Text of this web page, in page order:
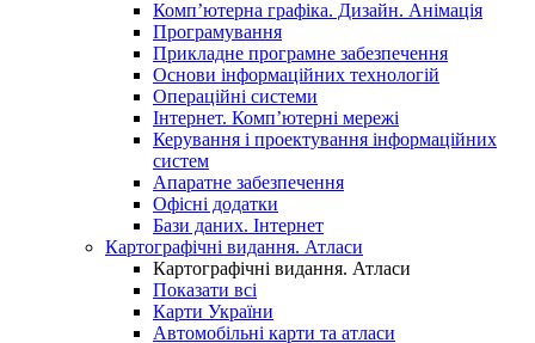
Комп’ютерна графіка. Дизайн. Анімація
Програмування
Прикладне програмне забезпечення
Основи інформаційних технологій
Операційні системи
Інтернет. Комп’ютерні мережі
Керування і проектування інформаційних
систем
Апаратне забезпечення
Офісні додатки
Бази даних. Інтернет
Картографічні видання. Атласи
Картографічні видання. Атласи
Показати всі
Карти України
Автомобільні карти та атласи